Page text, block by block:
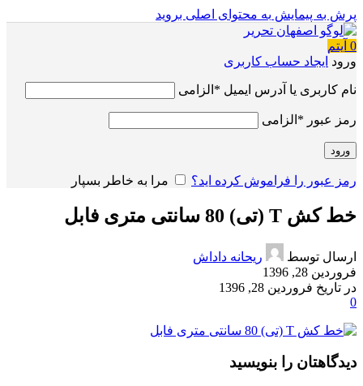
پرش به پیمایش به محتوای اصلی بروید
0 آیتم
ورود ایجاد حساب کاربری
نام کاربری یا آدرس ایمیل * الزامی
رمز عبور * الزامی
ورود
رمز عبور را فراموش کرده اید؟ مرا به خاطر بسپار
خط کش T (تی) 80 سانتی متری فابل
ارسال توسط
ریحانه داداش
فروردین 28, 1396
در تاریخ فروردین 28, 1396
0
دیدگاهتان را بنویسید